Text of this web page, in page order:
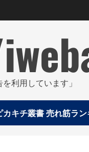
利用しています」
カキチ叢書 売れ筋ラン